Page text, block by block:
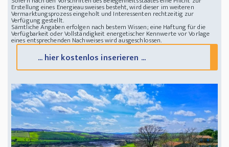
Erstellung eines Energieausweises besteht, wird dieser im weiteren
Vermarktungsprozess eingeholt und Interessenten rechtzeitig zur
Verfügung gestellt.
Sämtliche Angaben erfolgen nach bestem Wissen; eine Haftung für die
Verfügbarkeit oder Vollständigkeit energetischer Kennwerte vor Vorlage
eines entsprechenden Nachweises wird ausgeschlossen.
... hier kostenlos inserieren ...